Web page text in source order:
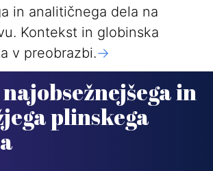
in analitičnega dela na
Kontekst in globinska
v preobrazbi.->
in
plinskega